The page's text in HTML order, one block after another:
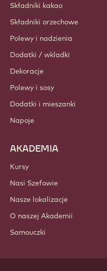
Składniki kakao
Składniki orzechowe
Polewy i nadzienia
Dodatki / wkladki
Dekoracje
Polewy i sosy
Dodatki i mieszanki
Napoje
AKADEMIA
Kursy
Nasi Szefowie
Nasze lokalizacje
O naszej Akademii
Samouczki